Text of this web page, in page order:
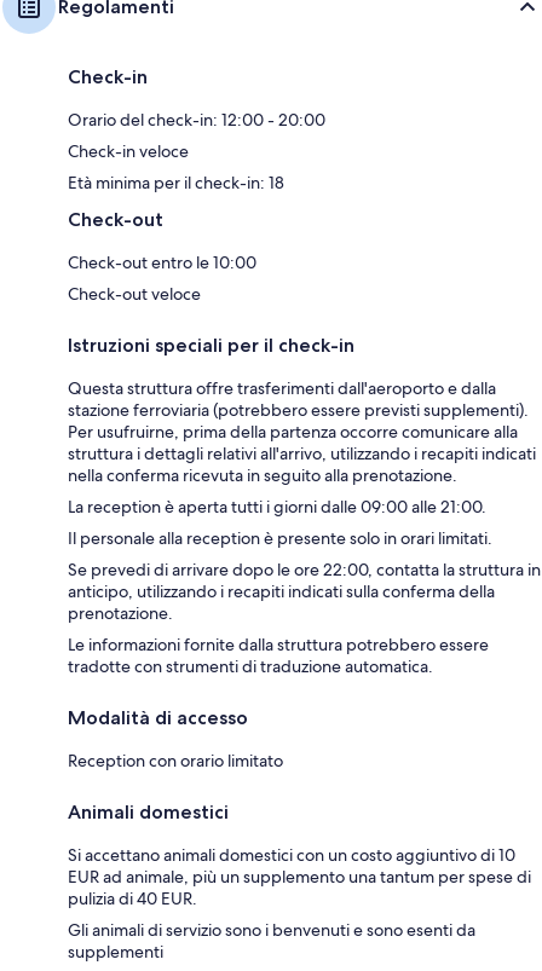
Regolamenti
Check-in
Orario del check-in: 12:00 - 20:00
Check-in veloce
Età minima per il check-in: 18
Check-out
Check-out entro le 10:00
Check-out veloce
Istruzioni speciali per il check-in
Questa struttura offre trasferimenti dall'aeroporto e dalla
stazione ferroviaria (potrebbero essere previsti supplementi).
Per usufruirne, prima della partenza occorre comunicare alla
struttura i dettagli relativi all'arrivo, utilizzando i recapiti indicati
nella conferma ricevuta in seguito alla prenotazione.
La reception è aperta tutti i giorni dalle 09:00 alle 21:00.
Il personale alla reception è presente solo in orari limitati.
Se prevedi di arrivare dopo le ore 22:00, contatta la struttura in
anticipo, utilizzando i recapiti indicati sulla conferma della
prenotazione.
Le informazioni fornite dalla struttura potrebbero essere
tradotte con strumenti di traduzione automatica.
Modalità di accesso
Reception con orario limitato
Animali domestici
Si accettano animali domestici con un costo aggiuntivo di 10
EUR ad animale, più un supplemento una tantum per spese di
pulizia di 40 EUR.
Gli animali di servizio sono i benvenuti e sono esenti da
supplementi